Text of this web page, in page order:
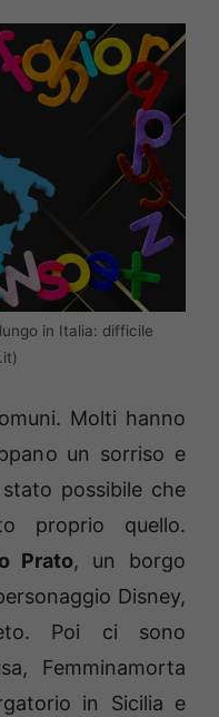
in Italia: difficile
Molti hanno
un sorriso e
possibile che
proprio quello.
Prato, un borgo
Disney,
Poi ci sono
Femminamorta
in Sicilia e